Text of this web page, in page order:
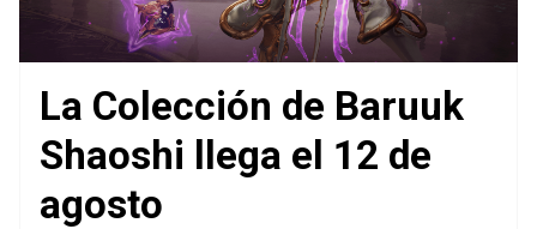
La Colección de Baruuk
Shaoshi llega el 12 de
agosto